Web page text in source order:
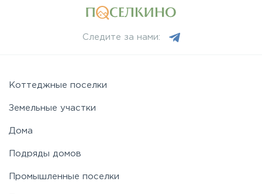
Следите за нами:
Коттеджные поселки
Земельные участки
Дома
Подряды домов
Промышленные поселки